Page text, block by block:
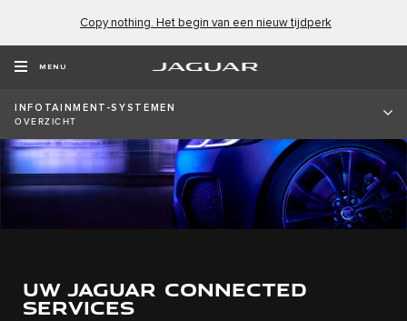
Copy nothing. Het begin van een nieuw tijdperk
MENU
INFOTAINMENT-SYSTEMEN
OVERZICHT
UW JAGUAR CONNECTED
SERVICES